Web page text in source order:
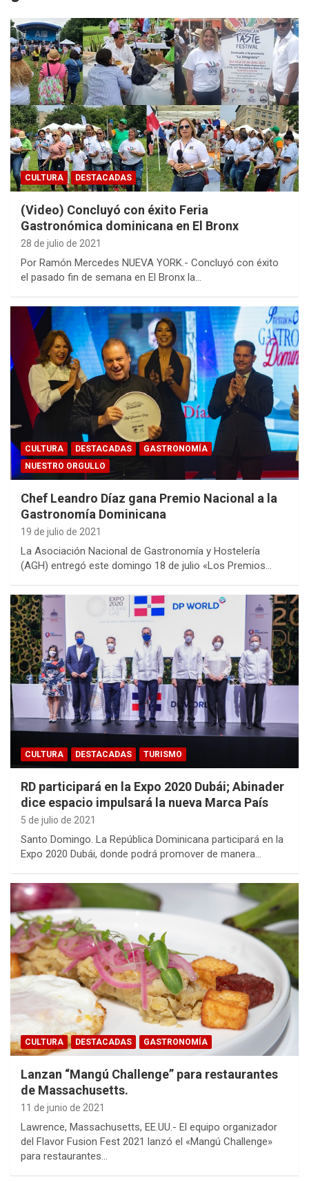
CULTURA DESTACADAS
(Video) Concluyó con éxito Feria
Gastronómica dominicana en El Bronx
28 de julio de 2021
Por Ramón Mercedes NUEVA YORK.- Concluyó con éxito
el pasado fin de semana en El Bronx la…
CULTURA DESTACADAS
GASTRONOMÍA
NUESTRO ORGULLO
Chef Leandro Díaz gana Premio Nacional a la
Gastronomía Dominicana
19 de julio de 2021
La Asociación Nacional de Gastronomía y Hostelería
(AGH) entregó este domingo 18 de julio «Los Premios…
CULTURA DESTACADAS TURISMO
RD participará en la Expo 2020 Dubái; Abinader
dice espacio impulsará la nueva Marca País
5 de julio de 2021
Santo Domingo. La República Dominicana participará en la
Expo 2020 Dubái, donde podrá promover de manera…
CULTURA DESTACADAS GASTRONOMÍA
Lanzan “Mangú Challenge” para restaurantes
de Massachusetts.
11 de junio de 2021
Lawrence, Massachusetts, EE.UU.- El equipo organizador
del Flavor Fusion Fest 2021 lanzó el «Mangú Challenge»
para restaurantes…